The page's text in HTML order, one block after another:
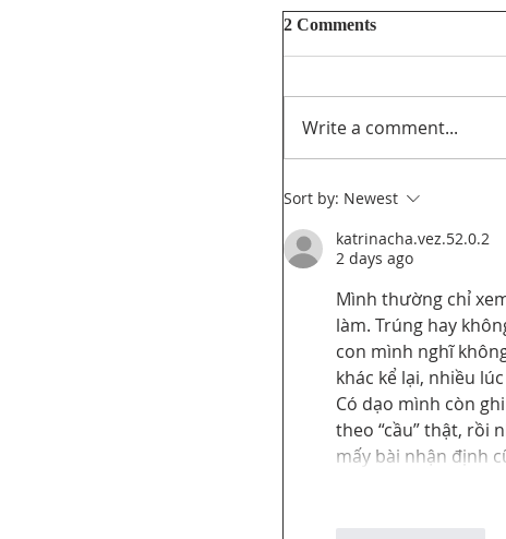
Unifor’s final
program”
distribution
the audio-visual sector
2 Comments
Write a comment...
Sort by: Newest
katrinacha.vez.52.0.2
2 days ago
Mình thường chỉ
làm. Trúng hay
con mình nghĩ
khác kể lại, nhiều
Có dạo mình còn
theo “cầu” thật, rồi
mấy bài nhận định